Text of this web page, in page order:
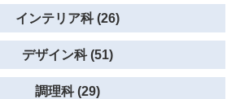
インテリア科 (26)
デザイン科 (51)
調理科 (29)